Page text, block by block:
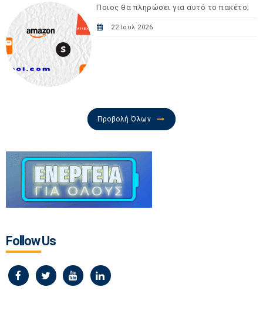
Ποιος θα πληρώσει για αυτό το πακέτο;
22 Ιουλ 2026
Προβολή Όλων
Follow Us